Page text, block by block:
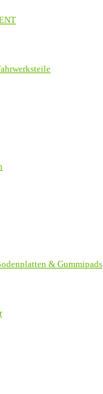
& Gummipads